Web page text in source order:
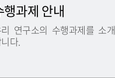
행과제 안내
연구소의 수행과제를 소개
다.